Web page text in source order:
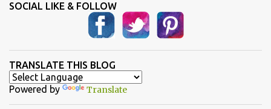
SOCIAL LIKE & FOLLOW
TRANSLATE THIS BLOG
Powered by Translate